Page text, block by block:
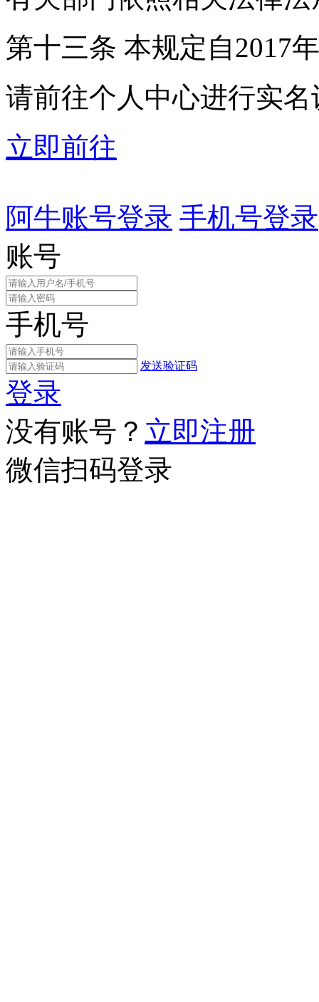
第十三条 本规定自2017
请前往个人中心进行实名
立即前往
阿牛账号登录 手机号登录
账号
手机号
发送验证码
登录
没有账号？ 立即注册
微信扫码登录